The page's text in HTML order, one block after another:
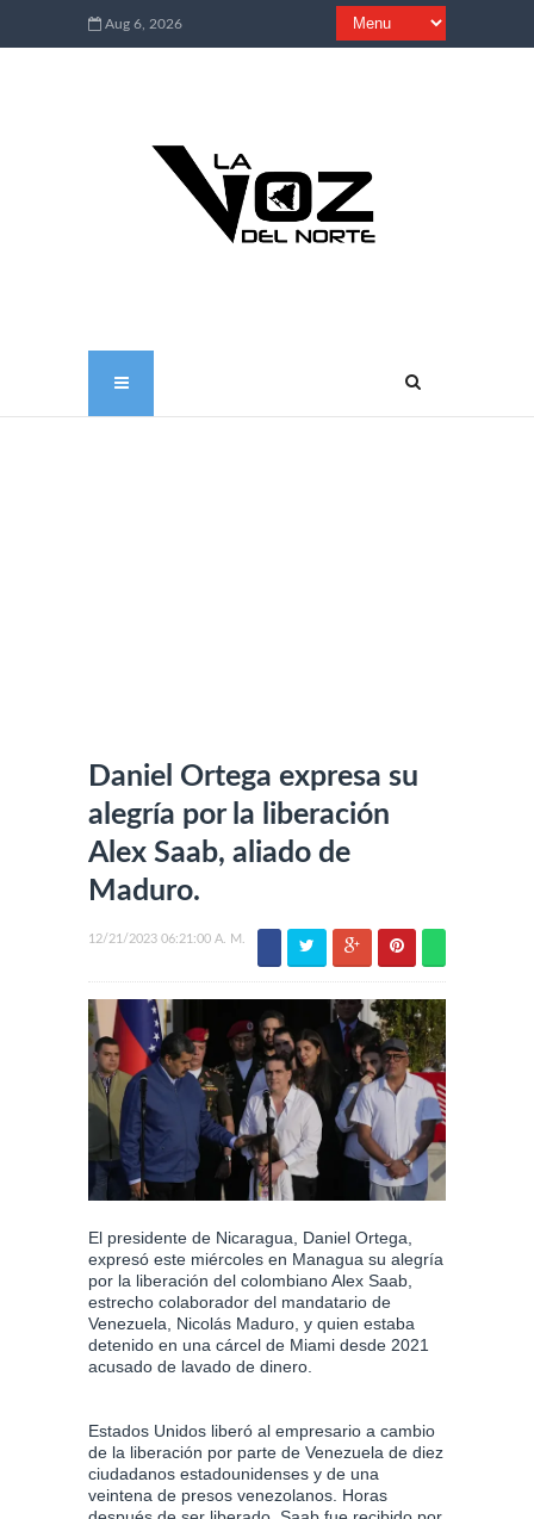
Aug 6, 2026
Daniel Ortega expresa su
alegría por la liberación
Alex Saab, aliado de
Maduro.
12/21/2023 06:21:00 A. M.
El presidente de Nicaragua, Daniel Ortega,
expresó este miércoles en Managua su alegría
por la liberación del colombiano Alex Saab,
estrecho colaborador del mandatario de
Venezuela, Nicolás Maduro, y quien estaba
detenido en una cárcel de Miami desde 2021
acusado de lavado de dinero.
Estados Unidos liberó al empresario a cambio
de la liberación por parte de Venezuela de diez
ciudadanos estadounidenses y de una
veintena de presos venezolanos. Horas